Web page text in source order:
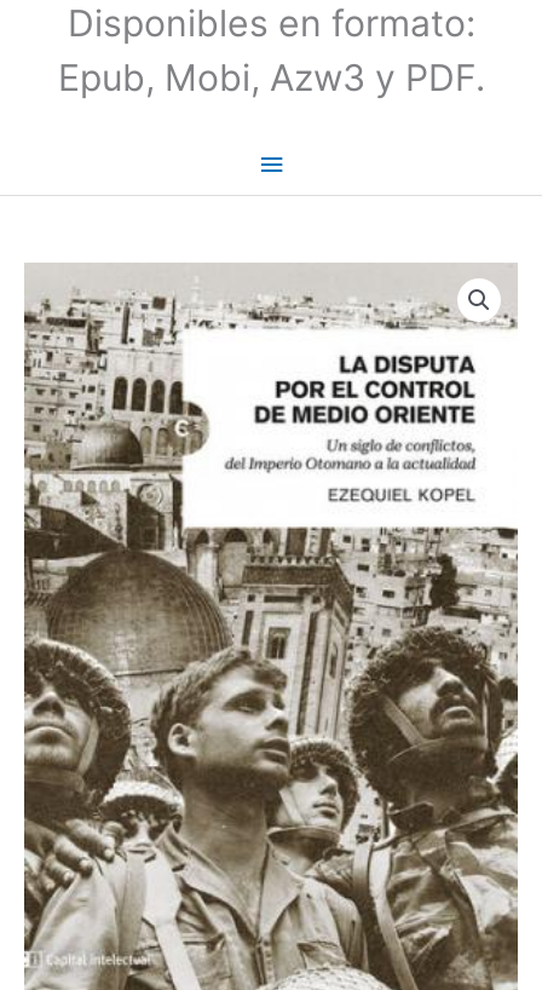
Disponibles en formato:
Epub, Mobi, Azw3 y PDF.
disputa
por
el
control
de
Medio
Oriente
-
Ezequiel
Kopel
cantidad